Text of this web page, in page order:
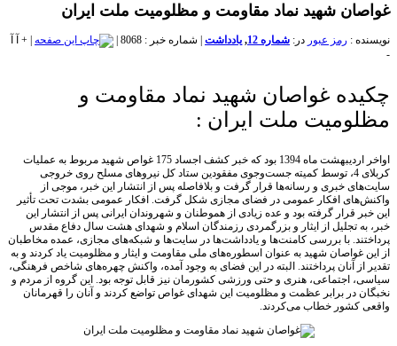
شهید نماد مقاومت و مظلومیت ملت ایران
:رمز عبور در:شماره 12 ,یادداشت | شماره خبر : 8068 |
+ آ آ
غواصان شهید نماد مقاومت و
ملت ایران :
اواخر اردیبهشت ماه 1394 بود که خبر کشف اجساد 175 غواص شهید مربوط به عملیات
کربلای 4، توسط کمیته جست‌وجوی مفقودین ستاد کل نیروهای مسلح روی خروجی
خبری و رسانه‌ها قرار گرفت و بلافاصله پس از انتشار این خبر، موجی از
افکار عمومی در فضای مجازی شکل گرفت. افکار عمومی بشدت تحت تأثیر
قرار گرفته بود و عده زیادی از هموطنان و شهروندان ایرانی پس از انتشار این
تجلیل از ایثار و بزرگمردی رزمندگان اسلام و شهدای هشت سال دفاع مقدس
با بررسی کامنت‌ها و یادداشت‌‌ها در سایت‌‌ها و شبکه‌های مجازی، عمده‌ مخاطبان
غواصان شهید به عنوان اسطوره‌های ملی مقاومت و ایثار و مظلومیت یاد کردند و به
از آنان پرداختند. البته در این فضای به وجود آمده، واکنش چهره‌های شاخص فرهنگی،
اجتماعی، هنری و حتی ورزشی کشورمان نیز قابل توجه بود. این گروه از مردم و
در برابر عظمت و مظلومیت این شهدای غواص تواضع کردند و آنان را قهرمانان
کشور خطاب می‌کردند.